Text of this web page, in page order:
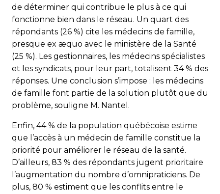
de déterminer qui contribue le plus à ce qui
fonctionne bien dans le réseau. Un quart des
répondants (26 %) cite les médecins de famille,
presque ex æquo avec le ministère de la Santé
(25 %). Les gestionnaires, les médecins spécialistes
et les syndicats, pour leur part, totalisent 34 % des
réponses. Une conclusion s’impose : les médecins
de famille font partie de la solution plutôt que du
problème, souligne M. Nantel.
Enfin, 44 % de la population québécoise estime
que l’accès à un médecin de famille constitue la
priorité pour améliorer le réseau de la santé.
D’ailleurs, 83 % des répondants jugent prioritaire
l’augmentation du nombre d’omnipraticiens. De
plus, 80 % estiment que les conflits entre le